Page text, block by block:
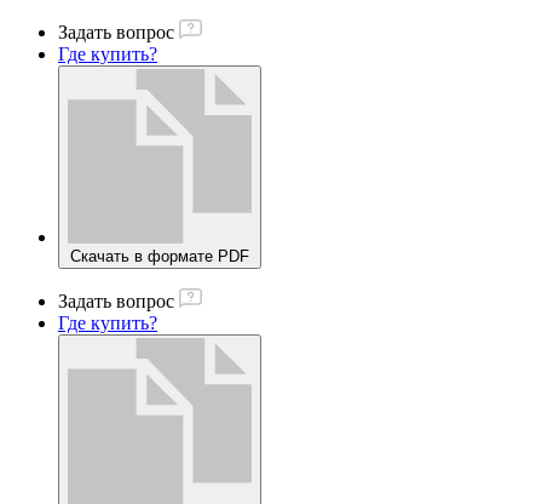
Задать вопрос
Где купить?
Скачать в формате PDF
Задать вопрос
Где купить?